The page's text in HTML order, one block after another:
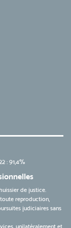
: 91,4%
de justice.
toute reproduction,
judiciaires sans